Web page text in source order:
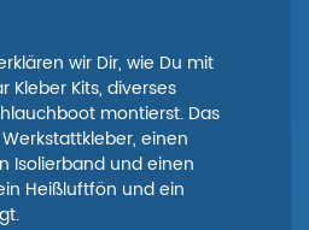
wir Dir, wie Du mit
Kleber Kits, diverses
montierst. Das
einen
Isolierband und einen
Heißluftfön und ein